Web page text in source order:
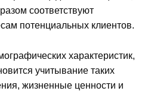
соответствуют
потенциальных клиентов.
характеристик,
учитывание таких
жизненные ценности и